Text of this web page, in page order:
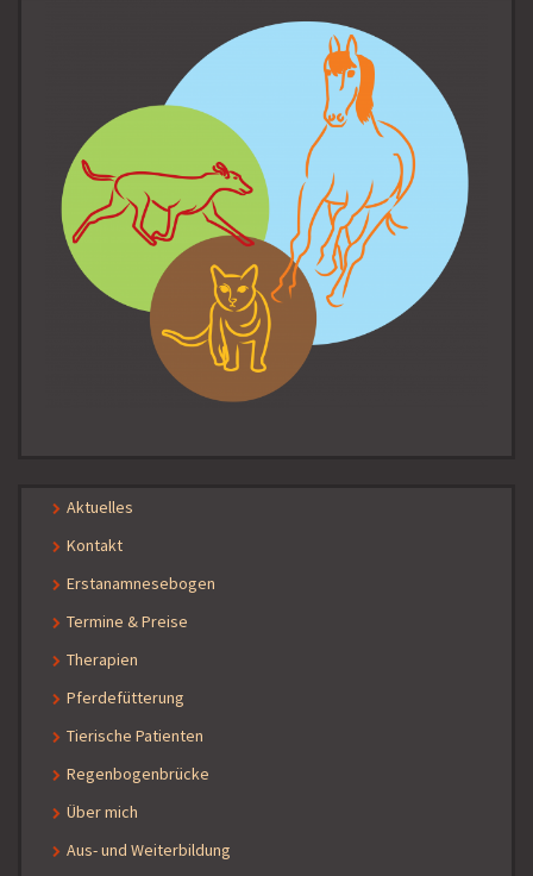
Aktuelles
Kontakt
Erstanamnesebogen
Termine & Preise
Therapien
Pferdefütterung
Tierische Patienten
Regenbogenbrücke
Über mich
Aus- und Weiterbildung